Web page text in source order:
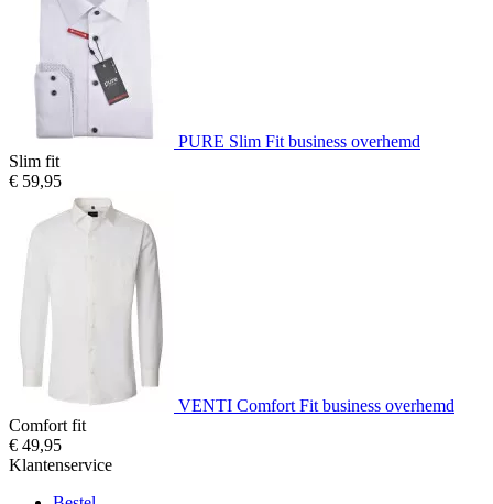
PURE Slim Fit business overhemd
Slim fit
€ 59,95
VENTI Comfort Fit business overhemd
Comfort fit
€ 49,95
Klantenservice